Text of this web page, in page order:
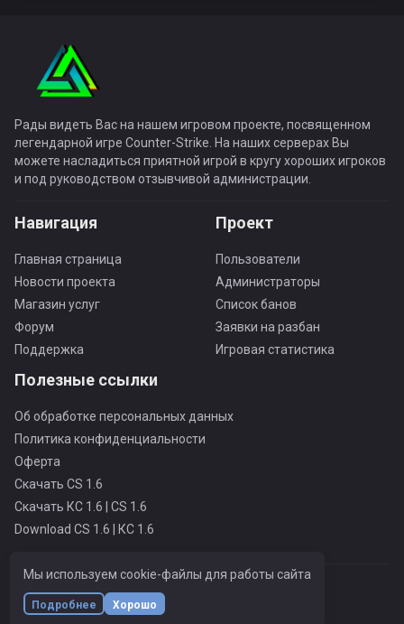
Рады видеть Вас на нашем игровом проекте, посвященном
легендарной игре Counter-Strike. На наших серверах Вы
можете насладиться приятной игрой в кругу хороших игроков
и под руководством отзывчивой администрации.
Навигация
Главная страница
Новости проекта
Магазин услуг
Форум
Поддержка
Проект
Пользователи
Администраторы
Список банов
Заявки на разбан
Игровая статистика
Полезные ссылки
Об обработке персональных данных
Политика конфиденциальности
Оферта
Скачать CS 1.6
Скачать КС 1.6 | CS 1.6
Download CS 1.6 | КС 1.6
MOSCOW PUBLIC ONLY PRO © Все права защищены
Мы используем cookie-файлы для работы сайта
Подробнее Хорошо